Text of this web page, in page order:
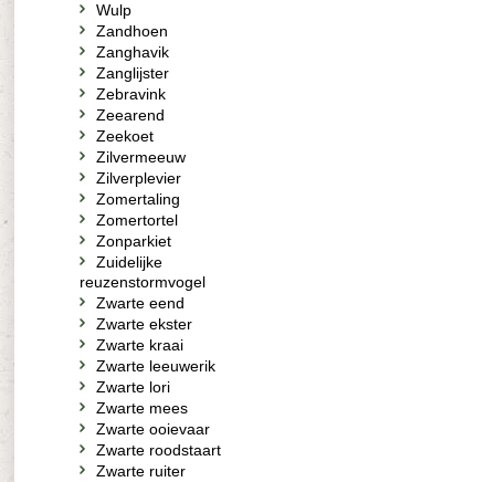
Wulp
Zandhoen
Zanghavik
Zanglijster
Zebravink
Zeearend
Zeekoet
Zilvermeeuw
Zilverplevier
Zomertaling
Zomertortel
Zonparkiet
Zuidelijke
reuzenstormvogel
Zwarte eend
Zwarte ekster
Zwarte kraai
Zwarte leeuwerik
Zwarte lori
Zwarte mees
Zwarte ooievaar
Zwarte roodstaart
Zwarte ruiter